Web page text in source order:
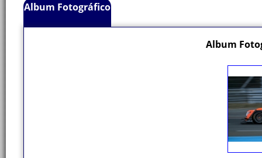
Album Fotográfico
Album